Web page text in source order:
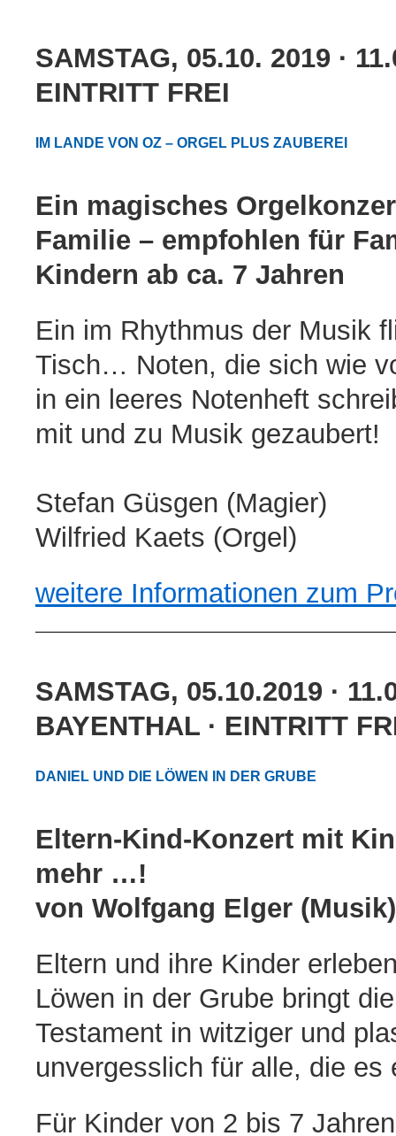
SAMSTAG, 05.10. 2019 ·
EINTRITT FREI
IM LANDE VON OZ – ORGEL PLUS ZAUBEREI
Ein magisches
Familie – empfohlen für
Kindern ab ca. 7 Jahren
Ein im Rhythmus der Musik
Tisch… Noten, die sich wie
in ein leeres Notenheft
mit und zu Musik gezaubert!
Stefan Güsgen (Magier)
Wilfried Kaets (Orgel)
weitere Informationen zum
SAMSTAG, 05.10.2019 ·
BAYENTHAL · EINTRITT
DANIEL UND DIE LÖWEN IN DER GRUBE
Eltern-Kind-Konzert mit
mehr …!
von Wolfgang Elger
Eltern und ihre Kinder
Löwen in der Grube bringt
Testament in witziger und
unvergesslich für alle, die es
Für Kinder von 2 bis 7